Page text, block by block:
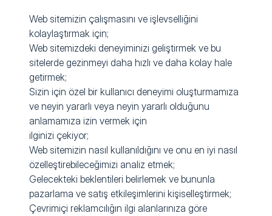
Web sitemizin çalışmasını ve işlevselliğini
kolaylaştırmak için;
Web sitemizdeki deneyiminizi geliştirmek ve bu
sitelerde gezinmeyi daha hızlı ve daha kolay hale
getirmek;
Sizin için özel bir kullanıcı deneyimi oluşturmamıza
ve neyin yararlı veya neyin yararlı olduğunu
anlamamıza izin vermek için
ilginizi çekiyor;
Web sitemizin nasıl kullanıldığını ve onu en iyi nasıl
özelleştirebileceğimizi analiz etmek;
Gelecekteki beklentileri belirlemek ve bununla
pazarlama ve satış etkileşimlerini kişiselleştirmek;
Çevrimiçi reklamcılığın ilgi alanlarınıza göre